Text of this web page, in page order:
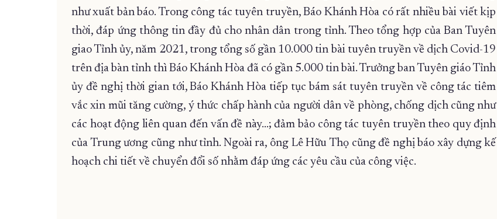
như xuất bản báo. Trong công tác tuyên truyền, Báo Khánh Hòa có rất nhiều bài viết kịp
thời, đáp ứng thông tin đầy đủ cho nhân dân trong tỉnh. Theo tổng hợp của Ban Tuyên
giao Tỉnh ủy, năm 2021, trong tổng số gần 10.000 tin bài tuyên truyền về dịch Covid-19
trên địa bàn tỉnh thì Báo Khánh Hòa đã có gần 5.000 tin bài. Trưởng ban Tuyên giáo Tỉnh
ủy đề nghị thời gian tới, Báo Khánh Hòa tiếp tục bám sát tuyên truyền về công tác tiêm
vắc xin mũi tăng cường, ý thức chấp hành của người dân về phòng, chống dịch cũng như
các hoạt động liên quan đến vấn đề này…; đảm bảo công tác tuyên truyền theo quy định
của Trung ương cũng như tỉnh. Ngoài ra, ông Lê Hữu Thọ cũng đề nghị báo xây dựng kế
hoạch chi tiết về chuyển đổi số nhằm đáp ứng các yêu cầu của công việc.